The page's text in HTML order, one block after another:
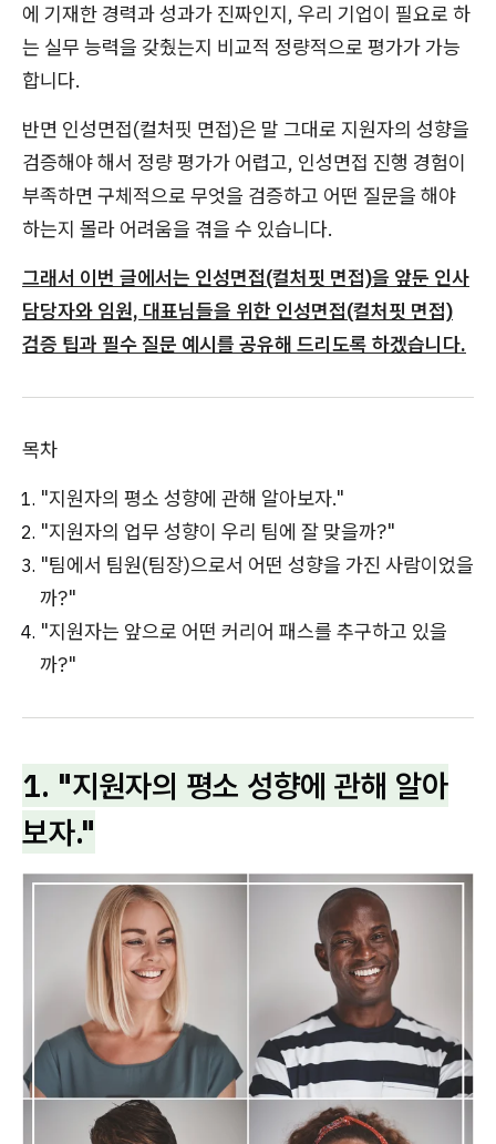
에 기재한 경력과 성과가 진짜인지, 우리 기업이 필요로 하
는 실무 능력을 갖췄는지 비교적 정량적으로 평가가 가능
합니다.
반면 인성면접(컬처핏 면접)은 말 그대로 지원자의 성향을
검증해야 해서 정량 평가가 어렵고, 인성면접 진행 경험이
부족하면 구체적으로 무엇을 검증하고 어떤 질문을 해야
하는지 몰라 어려움을 겪을 수 있습니다.
그래서 이번 글에서는 인성면접(컬처핏 면접)을 앞둔 인사
담당자와 임원, 대표님들을 위한 인성면접(컬처핏 면접)
검증 팁과 필수 질문 예시를 공유해 드리도록 하겠습니다.
목차
"지원자의 평소 성향에 관해 알아보자."
"지원자의 업무 성향이 우리 팀에 잘 맞을까?"
"팀에서 팀원(팀장)으로서 어떤 성향을 가진 사람이었을
까?"
"지원자는 앞으로 어떤 커리어 패스를 추구하고 있을
까?"
1. "지원자의 평소 성향에 관해 알아
보자."